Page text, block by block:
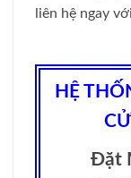
liên hệ ngay
HỆ
Đặt